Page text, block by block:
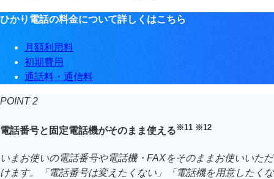
ひかり電話の料金について詳しくはこちら
月額利用料
初期費用
通話料・通信料
POINT 2
電話番号と固定電話機がそのまま使える ※11 ※12
いまお使いの電話番号や電話機・FAXをそのままお使いいただ
けます。「電話番号は変えたくない」「電話機を用意したくな